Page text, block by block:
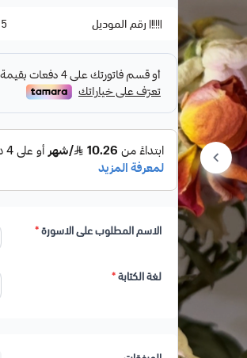
الاسوِرة فري سايز
تصميم على الطلب
متوفر تصميمه باللغتين العربية
رقم الموديل
الاسم المطلوب على الاسورة*
لغة الكتابة*